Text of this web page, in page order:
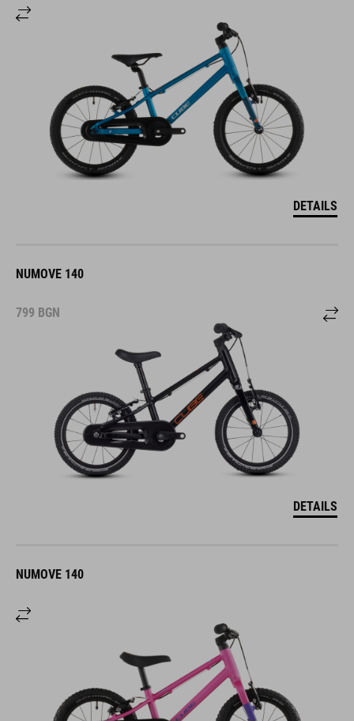
DETAILS
NUMOVE 140
799 BGN
DETAILS
NUMOVE 140